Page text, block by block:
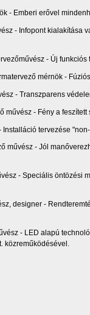
- Emberi erővel
- Infopont kialakítása
- Új
mérnök -
- Transzparens
művész - Fény a
tervezése
művész - Jól
- Speciális öntözési
designer -
- LED alapú
közreműködésével.